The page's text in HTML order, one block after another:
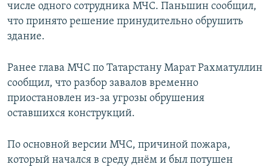
числе одного сотрудника МЧС. Паньшин сообщил,
что принято решение принудительно обрушить
здание.
Ранее глава МЧС по Татарстану Марат Рахматуллин
сообщил, что разбор завалов временно
приостановлен из-за угрозы обрушения
оставшихся конструкций.
По основной версии МЧС, причиной пожара,
который начался в среду днём и был потушен